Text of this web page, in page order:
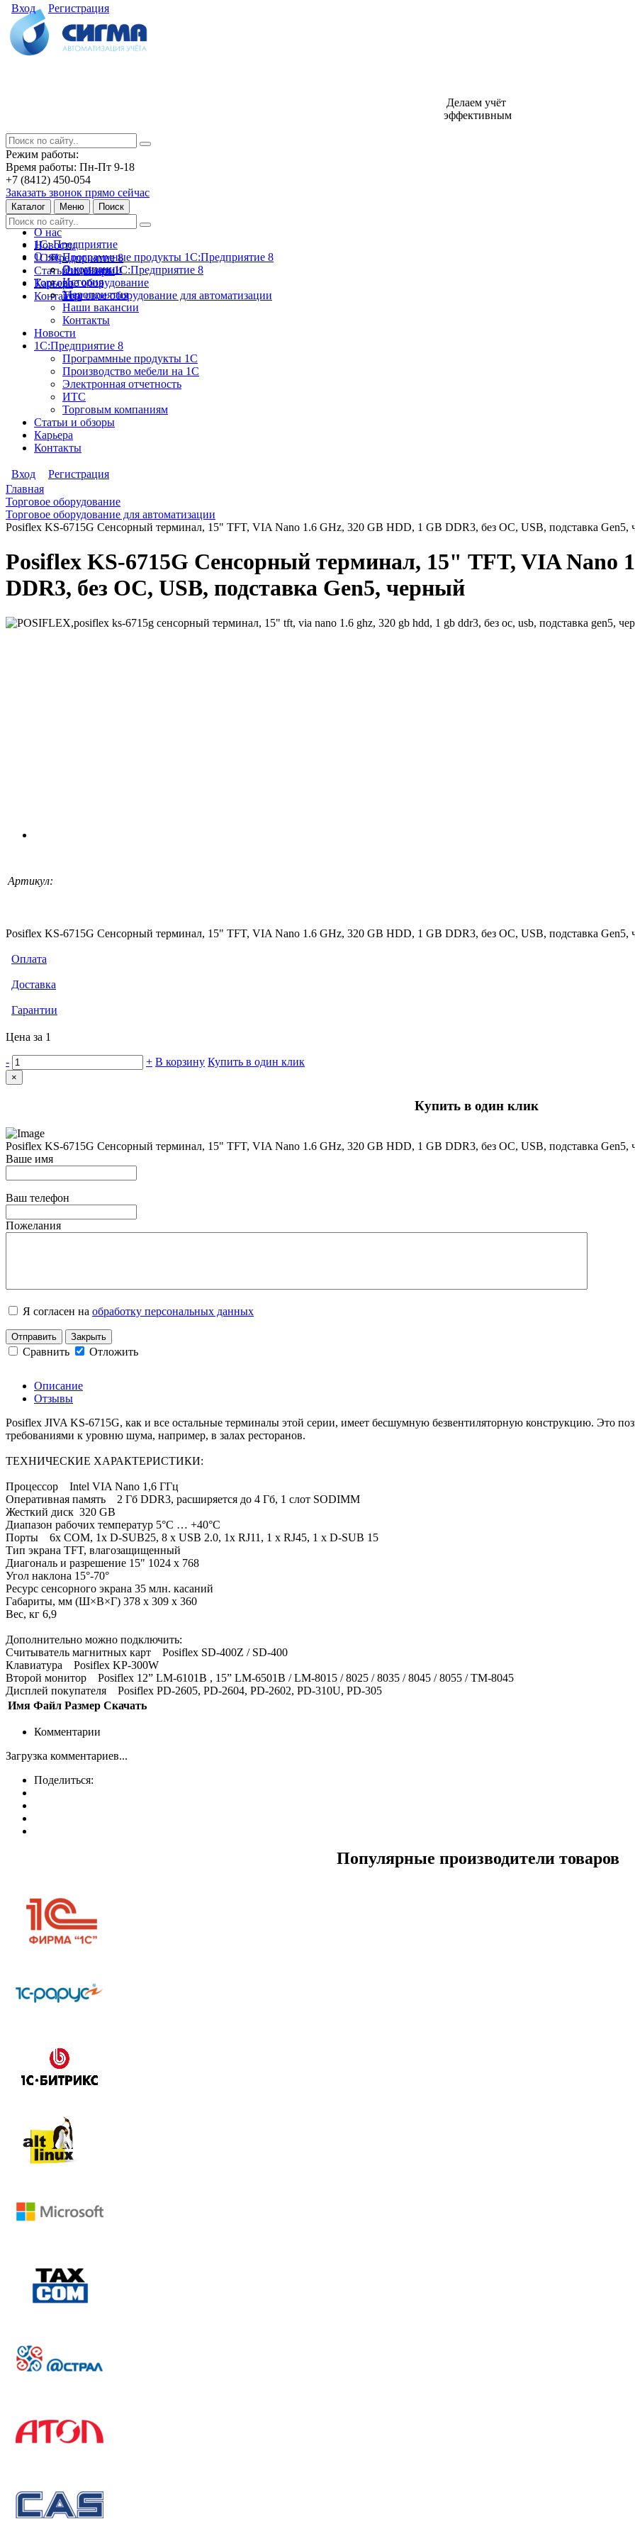
Вход Регистрация
Делаем учёт
эффективным
Режим работы:
Время работы: Пн-Пт 9-18
+7 (8412) 450-054
Заказать звонок прямо сейчас
Каталог Меню Поиск
О нас
Новости
1С:Предприятие 8
Статьи и обзоры
Карьера
Контакты
1С: Предприятие
Программные продукты 1С:Предприятие 8
Лицензии 1С:Предприятие 8
Торговое оборудование
Торговое оборудование для автоматизации
О нас
О компании
История
Мероприятия
Наши вакансии
Контакты
Новости
1С:Предприятие 8
Программные продукты 1С
Производство мебели на 1С
Электронная отчетность
ИТС
Торговым компаниям
Статьи и обзоры
Карьера
Контакты
Вход
Регистрация
Главная
Торговое оборудование
Торговое оборудование для автоматизации
Posiflex KS-6715G Сенсорный терминал, 15" TFT, VIA Nano 1.6 GHz, 320 GB HDD, 1 GB DDR3, без ОС, USB, подставка Gen5,
Posiflex KS-6715G Сенсорный терминал, 15" TFT, VIA Nano
DDR3, без ОС, USB, подставка Gen5, черный
Артикул:
Posiflex KS-6715G Сенсорный терминал, 15" TFT, VIA Nano 1.6 GHz, 320 GB HDD, 1 GB DDR3, без ОС, USB, подставка Gen5,
Оплата
Доставка
Гарантии
Цена за 1
- + В корзину Купить в один клик
×
Купить в один клик
Posiflex KS-6715G Сенсорный терминал, 15" TFT, VIA Nano 1.6 GHz, 320 GB HDD, 1 GB DDR3, без ОС, USB, подставка Gen5,
Ваше имя
Ваш телефон
Пожелания
Я согласен на обработку персональных данных
Отправить Закрыть
Сравнить Отложить
Описание
Отзывы
Posiflex JIVA KS-6715G, как и все остальные терминалы этой серии, имеет бесшумную безвентиляторную конструкцию. Это
требованиями к уровню шума, например, в залах ресторанов.
ТЕХНИЧЕСКИЕ ХАРАКТЕРИСТИКИ:
Процессор Intel VIA Nano 1,6 ГГц
Оперативная память 2 Гб DDR3, расширяется до 4 Гб, 1 слот SODIMM
Жесткий диск 320 GB
Диапазон рабочих температур 5°C … +40°C
Порты 6х COM, 1x D-SUB25, 8 x USB 2.0, 1x RJ11, 1 x RJ45, 1 x D-SUB 15
Тип экрана TFT, влагозащищенный
Диагональ и разрешение 15" 1024 x 768
Угол наклона 15°-70°
Ресурс сенсорного экрана 35 млн. касаний
Габариты, мм (Ш×В×Г) 378 x 309 x 360
Вес, кг 6,9
Дополнительно можно подключить:
Считыватель магнитных карт Posiflex SD-400Z / SD-400
Клавиатура Posiflex KP-300W
Второй монитор Posiflex 12” LM-6101B , 15” LM-6501B / LM-8015 / 8025 / 8035 / 8045 / 8055 / TM-8045
Дисплей покупателя Posiflex PD-2605, PD-2604, PD-2602, PD-310U, PD-305
Имя Файл Размер Скачать
Комментарии
Загрузка комментариев...
Поделиться:
Популярные производители товаров